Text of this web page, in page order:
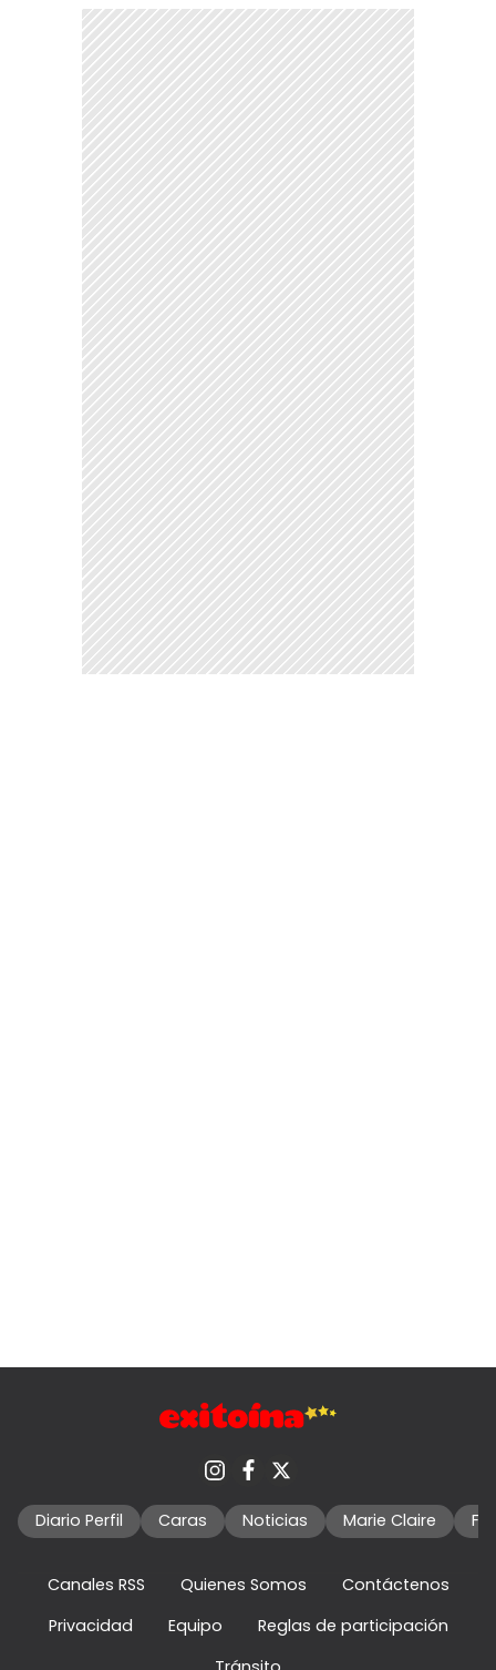
Diario Perfil Caras Noticias Marie Claire
Canales RSS Quienes Somos
Contáctenos
Privacidad
Equipo
Reglas de participación